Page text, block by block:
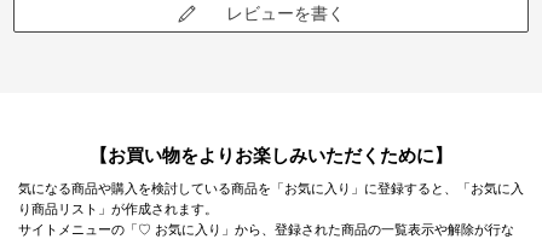
不良品だったのかな、とちょっとモヤモヤしてます。
レビューを書く
【お買い物をよりお楽しみいただくために】
気になる商品や購入を検討している商品を「お気に入り」に登録すると、「お気に入
り商品リスト」が作成されます。
サイトメニューの「♡ お気に入り」から、登録された商品の一覧表示や解除が行な